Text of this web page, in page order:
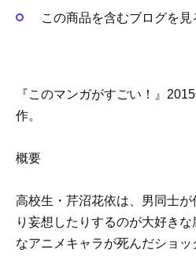
この商品を含むブログを見
『このマンガがすごい！』
作。
概要
高校生・芹沼花依は、男同士
り妄想したりするのが大好き
なアニメキャラが死んだショ